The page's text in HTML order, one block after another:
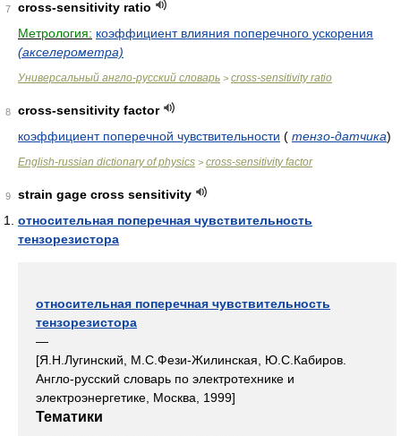
7
cross-sensitivity ratio
Метрология: коэффициент влияния поперечного ускорения
(акселерометра)
Универсальный англо-русский словарь > cross-sensitivity ratio
8
cross-sensitivity factor
коэффициент поперечной чувствительности ( тензо-датчика)
English-russian dictionary of physics > cross-sensitivity factor
9
strain gage cross sensitivity
относительная поперечная чувствительность
тензорезистора
относительная поперечная чувствительность
тензорезистора
—
[Я.Н.Лугинский, М.С.Фези-Жилинская, Ю.С.Кабиров.
Англо-русский словарь по электротехнике и
электроэнергетике, Москва, 1999]
Тематики